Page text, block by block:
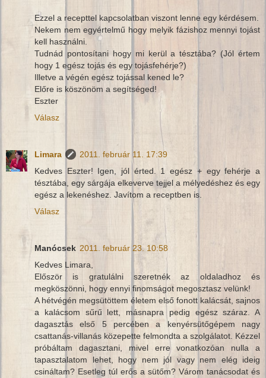
Ezzel a recepttel kapcsolatban viszont lenne egy kérdésem.
Nekem nem egyértelmű hogy melyik fázishoz mennyi tojást
kell használni.
Tudnád pontosítani hogy mi kerül a tésztába? (Jól értem
hogy 1 egész tojás és egy tojásfehérje?)
Illetve a végén egész tojással kened le?
Előre is köszönöm a segítséged!
Eszter
Válasz
Limara
2011. február 11. 17:39
Kedves Eszter! Igen, jól érted. 1 egész + egy fehérje a
tésztába, egy sárgája elkeverve tejjel a mélyedéshez és egy
egész a lekenéshez. Javítom a receptben is.
Válasz
Manócsek 2011. február 23. 10:58
Kedves Limara,
Először is gratulálni szeretnék az oldaladhoz és
megköszönni, hogy ennyi finomságot megosztasz velünk!
A hétvégén megsütöttem életem első fonott kalácsát, sajnos
a kalácsom sűrű lett, másnapra pedig egész száraz. A
dagasztás első 5 percében a kenyérsütőgépem nagy
csattanás-villanás közepette felmondta a szolgálatot. Kézzel
próbáltam dagasztani, mivel erre vonatkozóan nulla a
tapasztalatom lehet, hogy nem jól vagy nem elég ideig
csináltam? Esetleg túl erős a sütőm? Várom tanácsodat és